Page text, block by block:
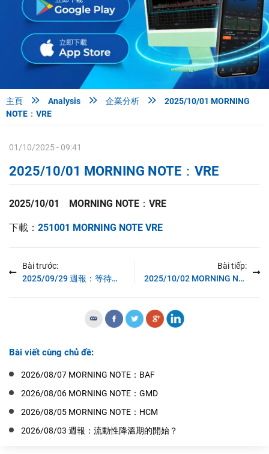
主頁  Analysis  企業分析 
2025/10/01 MORNING
NOTE：VRE
01/10/2025 - 09:41
2025/10/01 MORNING NOTE：VRE
2025/10/01 MORNING NOTE：VRE
下載： 251001 MORNING NOTE VRE
Bài trước:
2025/09/29 週報：等待和觀察狀態
Bài tiếp:
2025/10/02 MORNING NOTE：TCH
Bài viết cùng chủ đề:
2026/08/07 MORNING NOTE：BAF
2026/08/06 MORNING NOTE：GMD
2026/08/05 MORNING NOTE：HCM
2026/08/03 週報：流動性降溫期的開始？